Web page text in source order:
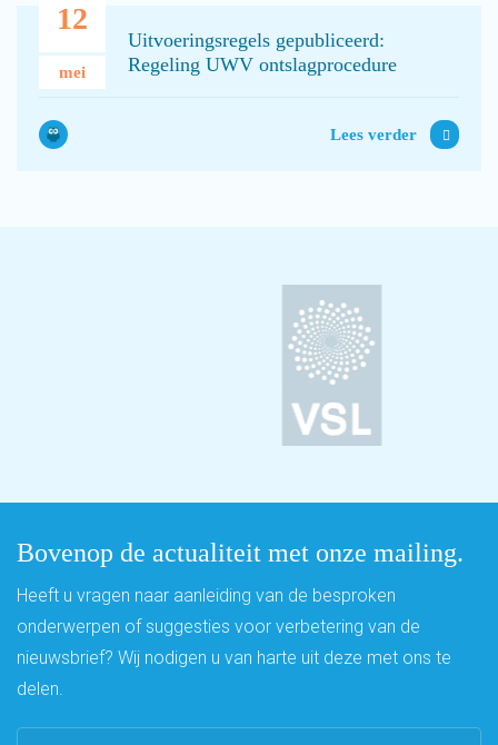
12
mei
Uitvoeringsregels gepubliceerd:
Regeling UWV ontslagprocedure
Lees verder
Bovenop de actualiteit met onze mailing.
Heeft u vragen naar aanleiding van de besproken
onderwerpen of suggesties voor verbetering van de
nieuwsbrief? Wij nodigen u van harte uit deze met ons te
delen.